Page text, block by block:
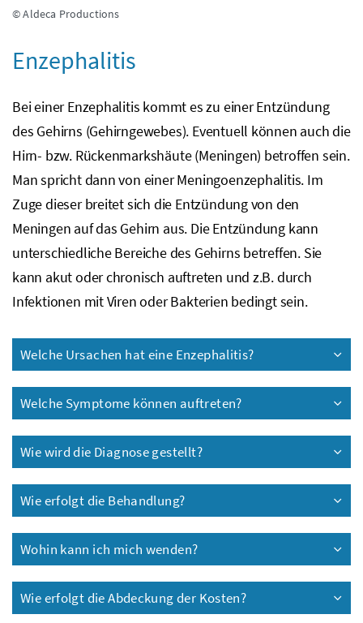
© Aldeca Productions
Enzephalitis
Bei einer Enzephalitis kommt es zu einer Entzündung
des Gehirns (Gehirngewebes). Eventuell können auch die
Hirn- bzw.Rückenmarkshäute (Meningen) betroffen sein.
Man spricht dann von einer Meningoenzephalitis. Im
Zuge dieser breitet sich die Entzündung von den
Meningen auf das Gehirn aus. Die Entzündung kann
unterschiedliche Bereiche des Gehirns betreffen. Sie
kann akut oder chronisch auftreten und z.B.durch
Infektionen mit Viren oder Bakterien bedingt sein.
Welche Ursachen hat eine Enzephalitis?
Welche Symptome können auftreten?
Wie wird die Diagnose gestellt?
Wie erfolgt die Behandlung?
Wohin kann ich mich wenden?
Wie erfolgt die Abdeckung der Kosten?